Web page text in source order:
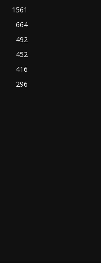
1561
664
492
452
416
296